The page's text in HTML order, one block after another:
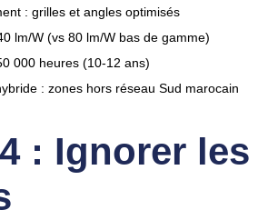
: grilles et angles optimisés
lm/W (vs 80 lm/W bas de gamme)
000 heures (10-12 ans)
: zones hors réseau Sud marocain
: Ignorer les